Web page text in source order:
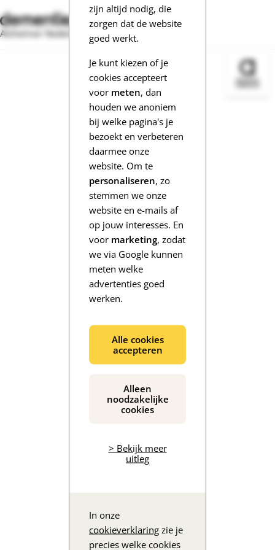
zijn altijd nodig, die
zorgen dat de website
goed werkt.
Je kunt kiezen of je
cookies accepteert
voor meten, dan
houden we anoniem
bij welke pagina's je
bezoekt en verbeteren
daarmee onze
website. Om te
personaliseren, zo
stemmen we onze
website en e-mails af
op jouw interesses. En
voor marketing, zodat
we via Google kunnen
meten welke
advertenties goed
werken.
Alle cookies
accepteren
Alleen
noodzakelijke
cookies
> Bekijk meer
uitleg
In onze
cookieverklaring zie je
precies welke cookies
Alzheimer Nederland
De inhoud wordt geladen...